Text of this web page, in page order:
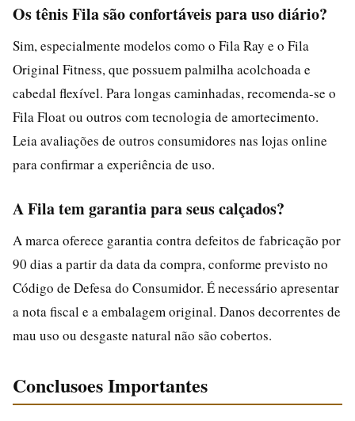
Os tênis Fila são confortáveis para uso diário?
Sim, especialmente modelos como o Fila Ray e o Fila
Original Fitness, que possuem palmilha acolchoada e
cabedal flexível. Para longas caminhadas, recomenda-se o
Fila Float ou outros com tecnologia de amortecimento.
Leia avaliações de outros consumidores nas lojas online
para confirmar a experiência de uso.
A Fila tem garantia para seus calçados?
A marca oferece garantia contra defeitos de fabricação por
90 dias a partir da data da compra, conforme previsto no
Código de Defesa do Consumidor. É necessário apresentar
a nota fiscal e a embalagem original. Danos decorrentes de
mau uso ou desgaste natural não são cobertos.
Conclusoes Importantes